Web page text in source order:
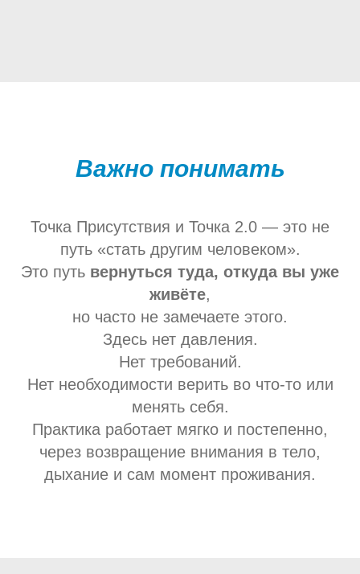
Важно понимать
Точка Присутствия и Точка 2.0 — это не
путь «стать другим человеком».
Это путь вернуться туда, откуда вы уже
живёте,
но часто не замечаете этого.
Здесь нет давления.
Нет требований.
Нет необходимости верить во что-то или
менять себя.
Практика работает мягко и постепенно,
через возвращение внимания в тело,
дыхание и сам момент проживания.